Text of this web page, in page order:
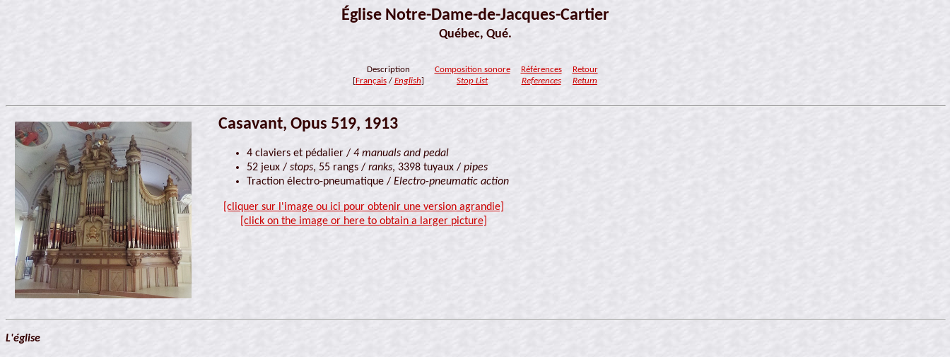
Église Notre-Dame-de-Jacques-Cartier
Québec, Qué.
Description
Français/ English
Composition sonore
Stop List
Références
References
Retour
Return
Casavant, Opus 519, 1913
4 claviers et pédalier / 4 manuals and pedal
52 jeux / stops, 55 rangs / ranks, 3398 tuyaux / pipes
Traction électro-pneumatique / Electro-pneumatic action
[cliquer sur l'image ou ici pour obtenir une version agrandie]
[click on the image or here to obtain a larger picture]
L'église